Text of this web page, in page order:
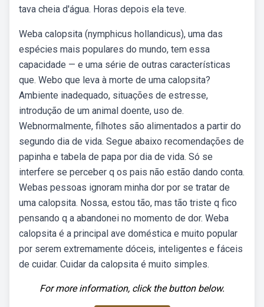
tava cheia d'água. Horas depois ela teve.
Weba calopsita (nymphicus hollandicus), uma das
espécies mais populares do mundo, tem essa
capacidade — e uma série de outras características
que. Webo que leva à morte de uma calopsita?
Ambiente inadequado, situações de estresse,
introdução de um animal doente, uso de.
Webnormalmente, filhotes são alimentados a partir do
segundo dia de vida. Segue abaixo recomendações de
papinha e tabela de papa por dia de vida. Só se
interfere se perceber q os pais não estão dando conta.
Webas pessoas ignoram minha dor por se tratar de
uma calopsita. Nossa, estou tão, mas tão triste q fico
pensando q a abandonei no momento de dor. Weba
calopsita é a principal ave doméstica e muito popular
por serem extremamente dóceis, inteligentes e fáceis
de cuidar. Cuidar da calopsita é muito simples.
For more information, click the button below.